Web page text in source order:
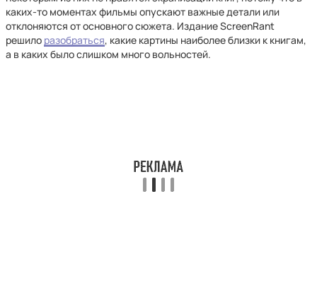
каких-то моментах фильмы опускают важные детали или
отклоняются от основного сюжета. Издание ScreenRant
решило разобраться, какие картины наиболее близки к книгам,
а в каких было слишком много вольностей.